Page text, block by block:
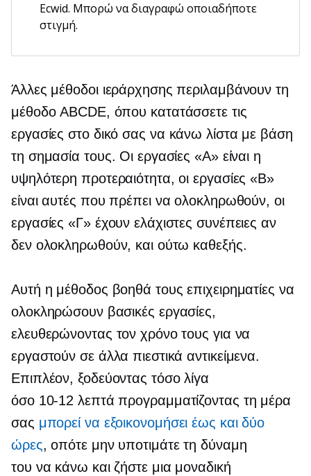
Ecwid. Μπορώ να διαγραφώ οποιαδήποτε
στιγμή.
Άλλες μέθοδοι ιεράρχησης περιλαμβάνουν τη
μέθοδο ABCDE, όπου κατατάσσετε τις
εργασίες στο δικό σας να κάνω λίστα με βάση
τη σημασία τους. Οι εργασίες «Α» είναι η
υψηλότερη προτεραιότητα, οι εργασίες «Β»
είναι αυτές που πρέπει να ολοκληρωθούν, οι
εργασίες «Γ» έχουν ελάχιστες συνέπειες αν
δεν ολοκληρωθούν, και ούτω καθεξής.
Αυτή η μέθοδος βοηθά τους επιχειρηματίες να
ολοκληρώσουν βασικές εργασίες,
ελευθερώνοντας τον χρόνο τους για να
εργαστούν σε άλλα πιεστικά αντικείμενα.
Επιπλέον, ξοδεύοντας τόσο λίγα
όσο 10-12 λεπτά προγραμματίζοντας τη μέρα
σας μπορεί να εξοικονομήσει έως και δύο
ώρες, οπότε μην υποτιμάτε τη δύναμη
του να κάνω και ζήστε μια μοναδική